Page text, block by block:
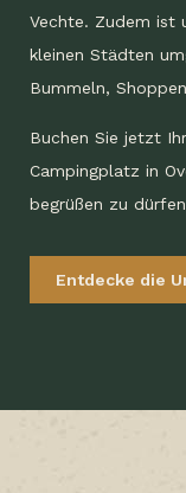
Vechte. Zudem ist
kleinen Städten
Bummeln,
Buchen Sie jetzt
Campingplatz in
begrüßen zu
Entdecke die